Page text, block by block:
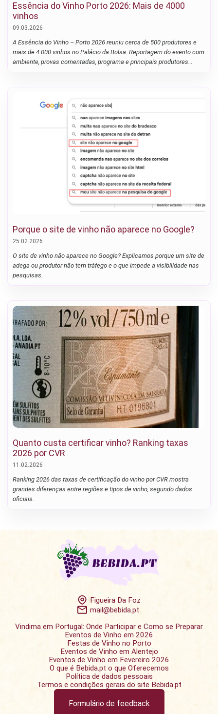
Essência do Vinho Porto 2026: Mais de 4000
vinhos
09.03.2026
A Essência do Vinho – Porto 2026 reuniu cerca de 500 produtores e
mais de 4.000 vinhos no Palácio da Bolsa. Reportagem do evento com
ambiente, provas comentadas, programa e principais produtores
Porque o site de vinho não aparece no Google?
25.02.2026
O site de vinho não aparece no Google? Explicamos porque um site de
adega ou produtor não tem tráfego e o que impede a visibilidade nas
pesquisas.
Quanto custa certificar vinho? Ranking taxas
2026 por CVR
11.02.2026
Ranking 2026 das taxas de certificação do vinho por CVR mostra
grandes diferenças entre regiões e tipos de vinho, segundo dados
oficiais.
Figueira Da Foz
mail@bebida.pt
Vindima em Portugal: Onde Participar e Como se Preparar
Eventos de Vinho em 2026
Festas de Vinho no Porto
Eventos de Vinho em Alentejo
Eventos de Vinho em Fevereiro 2026
O que é Bebida.pt o que Oferecemos
Política de dados pessoais
Termos e condições gerais do site Bebida.pt
Formulário de feedback